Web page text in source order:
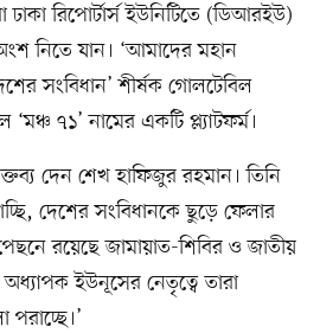
রিপোর্টার্স ইউনিটিতে (ডিআরইউ)
নিতে যান। ‘আমাদের মহান
সংবিধান’ শীর্ষক গোলটেবিল
৭১’ নামের একটি প্ল্যাটফর্ম।
দেন শেখ হাফিজুর রহমান। তিনি
দেশের সংবিধানকে ছুড়ে ফেলার
রয়েছে জামায়াত-শিবির ও জাতীয়
অধ্যাপক ইউনূসের নেতৃত্বে তারা
পরাচ্ছে।’